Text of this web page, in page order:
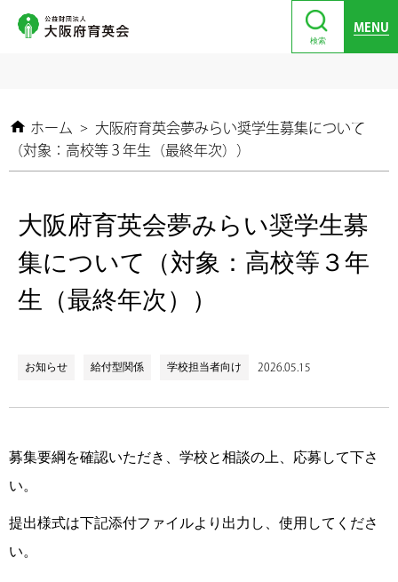
検索
MENU
ホーム > 大阪府育英会夢みらい奨学生募集について
（対象：高校等３年生（最終年次））
大阪府育英会夢みらい奨学生募
集について（対象：高校等３年
生（最終年次））
お知らせ 給付型関係 学校担当者向け 2026.05.15
募集要綱を確認いただき、学校と相談の上、応募して下さ
い。
提出様式は下記添付ファイルより出力し、使用してくださ
い。